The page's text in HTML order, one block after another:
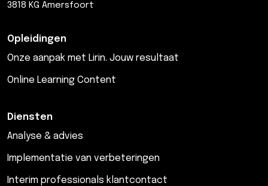
3818 KG Amersfoort
Opleidingen
Onze aanpak met Lirin. Jouw resultaat
Online Learning Content
Diensten
Analyse & advies
Implementatie van verbeteringen
Interim professionals klantcontact